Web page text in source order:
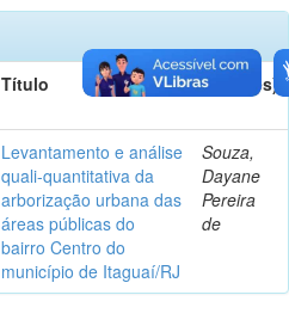
Título Autor(es)
Levantamento e análise
quali-quantitativa da
arborização urbana das
áreas públicas do
bairro Centro do
município de Itaguaí/RJ
Souza,
Dayane
Pereira
de